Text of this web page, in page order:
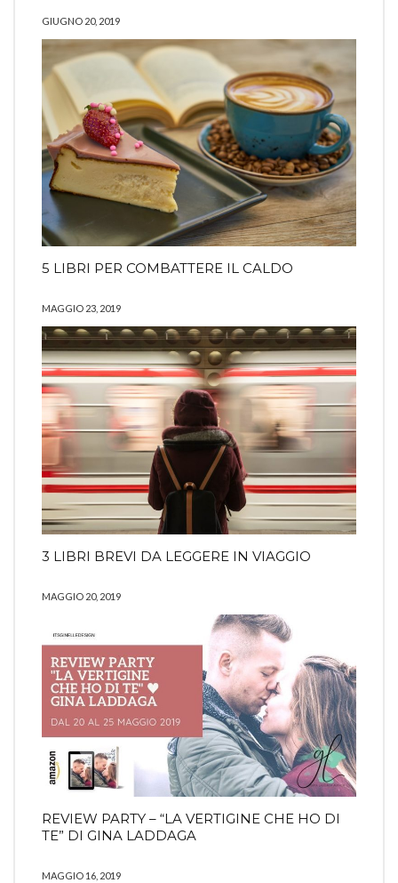
GIUGNO 20, 2019
5 LIBRI PER COMBATTERE IL CALDO
MAGGIO 23, 2019
3 LIBRI BREVI DA LEGGERE IN VIAGGIO
MAGGIO 20, 2019
REVIEW PARTY – “LA VERTIGINE CHE HO DI
TE” DI GINA LADDAGA
MAGGIO 16, 2019